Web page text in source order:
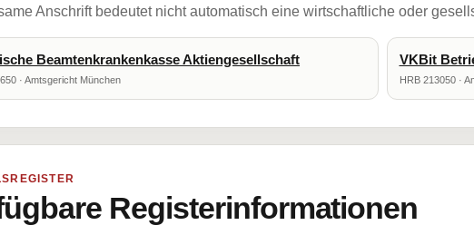
Anschrift bedeutet nicht automatisch eine wirtschaftliche oder
Beamtenkrankenkasse Aktiengesellschaft
· Amtsgericht München
VKBit
HRB 213050 ·
Registerinformationen